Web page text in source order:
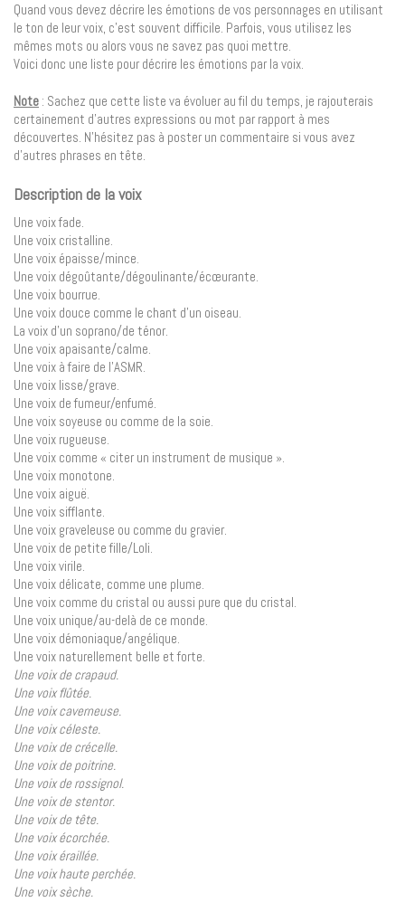
Quand vous devez décrire les émotions de vos personnages en utilisant
le ton de leur voix, c’est souvent difficile. Parfois, vous utilisez les
mêmes mots ou alors vous ne savez pas quoi mettre.
Voici donc une liste pour décrire les émotions par la voix.
Note : Sachez que cette liste va évoluer au fil du temps, je rajouterais
certainement d’autres expressions ou mot par rapport à mes
découvertes. N’hésitez pas à poster un commentaire si vous avez
d’autres phrases en tête.
Description de la voix
Une voix fade.
Une voix cristalline.
Une voix épaisse/mince.
Une voix dégoûtante/dégoulinante/écœurante.
Une voix bourrue.
Une voix douce comme le chant d’un oiseau.
La voix d’un soprano/de ténor.
Une voix apaisante/calme.
Une voix à faire de l’ASMR.
Une voix lisse/grave.
Une voix de fumeur/enfumé.
Une voix soyeuse ou comme de la soie.
Une voix rugueuse.
Une voix comme « citer un instrument de musique ».
Une voix monotone.
Une voix aiguë.
Une voix sifflante.
Une voix graveleuse ou comme du gravier.
Une voix de petite fille/Loli.
Une voix virile.
Une voix délicate, comme une plume.
Une voix comme du cristal ou aussi pure que du cristal.
Une voix unique/au-delà de ce monde.
Une voix démoniaque/angélique.
Une voix naturellement belle et forte.
Une voix de crapaud.
Une voix flûtée.
Une voix caverneuse.
Une voix céleste.
Une voix de crécelle.
Une voix de poitrine.
Une voix de rossignol.
Une voix de stentor.
Une voix de tête.
Une voix écorchée.
Une voix éraillée.
Une voix haute perchée.
Une voix sèche.